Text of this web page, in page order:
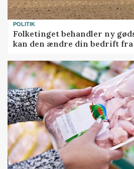
POLITIK
Folketinget behandler ny
kan den ændre din bedrift fra